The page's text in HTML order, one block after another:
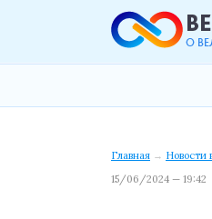
Главная → Новости
15/06/2024 — 19:42